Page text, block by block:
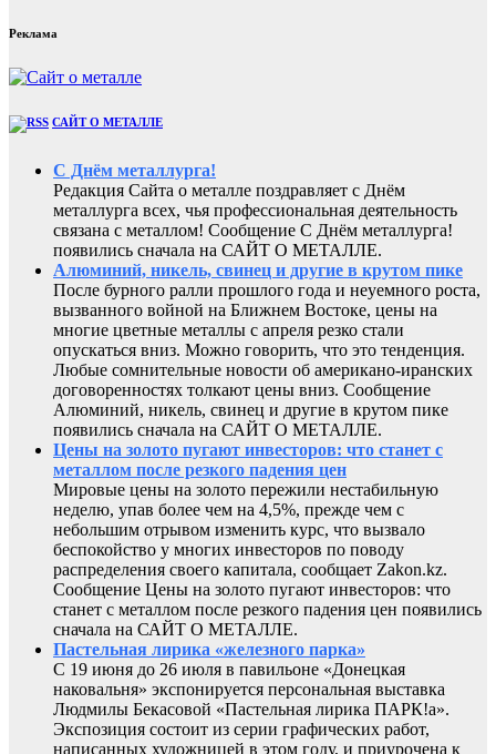
Реклама
САЙТ О МЕТАЛЛЕ
С Днём металлурга!
Редакция Сайта о металле поздравляет с Днём
металлурга всех, чья профессиональная деятельность
связана с металлом! Сообщение С Днём металлурга!
появились сначала на САЙТ О МЕТАЛЛЕ.
Алюминий, никель, свинец и другие в крутом пике
После бурного ралли прошлого года и неуемного роста,
вызванного войной на Ближнем Востоке, цены на
многие цветные металлы с апреля резко стали
опускаться вниз. Можно говорить, что это тенденция.
Любые сомнительные новости об американо-иранских
договоренностях толкают цены вниз. Сообщение
Алюминий, никель, свинец и другие в крутом пике
появились сначала на САЙТ О МЕТАЛЛЕ.
Цены на золото пугают инвесторов: что станет с
металлом после резкого падения цен
Мировые цены на золото пережили нестабильную
неделю, упав более чем на 4,5%, прежде чем с
небольшим отрывом изменить курс, что вызвало
беспокойство у многих инвесторов по поводу
распределения своего капитала, сообщает Zakon.kz.
Сообщение Цены на золото пугают инвесторов: что
станет с металлом после резкого падения цен появились
сначала на САЙТ О МЕТАЛЛЕ.
Пастельная лирика «железного парка»
С 19 июня до 26 июля в павильоне «Донецкая
наковальня» экспонируется персональная выставка
Людмилы Бекасовой «Пастельная лирика ПАРК!а».
Экспозиция состоит из серии графических работ,
написанных художницей в этом году, и приурочена к